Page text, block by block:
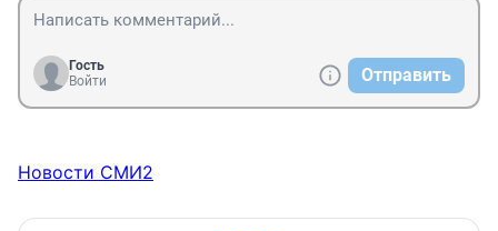
Гость
Войти
Отправить
Новости СМИ2